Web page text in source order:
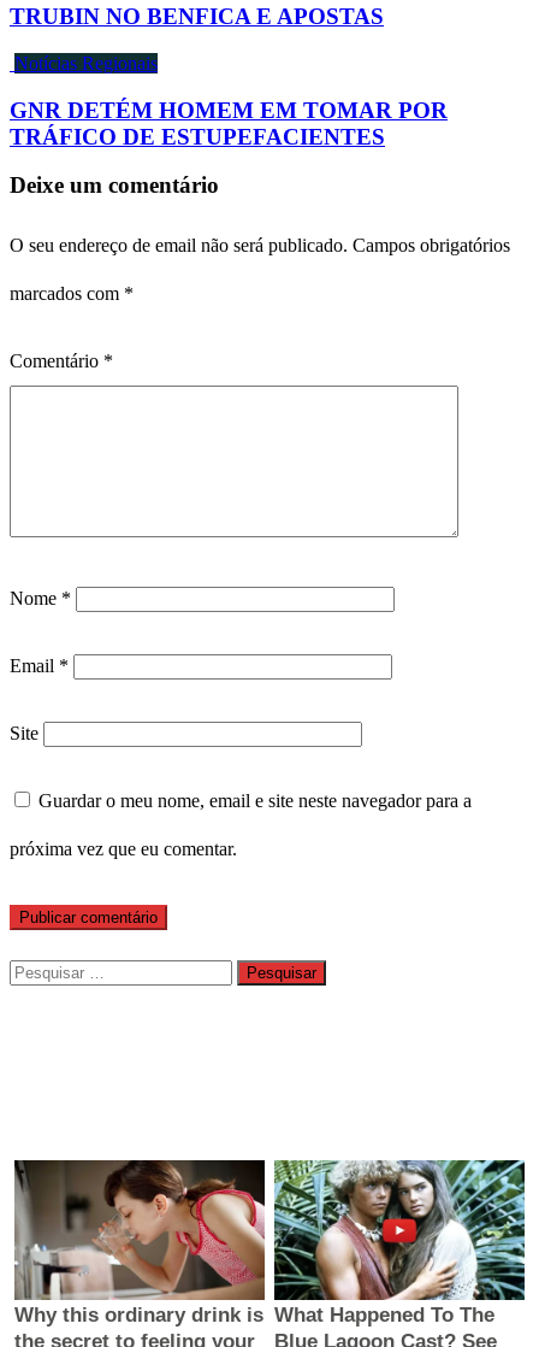
TRUBIN NO BENFICA E APOSTAS
Notícias Regionais
GNR DETÉM HOMEM EM TOMAR POR
TRÁFICO DE ESTUPEFACIENTES
Deixe um comentário
O seu endereço de email não será publicado. Campos obrigatórios
marcados com *
Comentário *
Nome *
Email *
Site
Guardar o meu nome, email e site neste navegador para a
próxima vez que eu comentar.
Pesquisar
por: